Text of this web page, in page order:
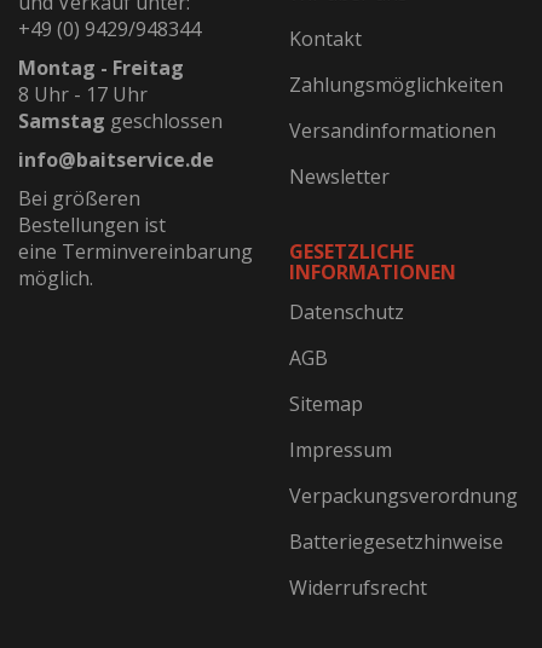
+49 (0) 9429/948344
Montag - Freitag
8 Uhr - 17 Uhr
Samstag geschlossen
info@baitservice.de
Bei größeren
Bestellungen ist
eine Terminvereinbarung
möglich.
Kontakt
Zahlungsmöglichkeiten
Versandinformationen
Newsletter
GESETZLICHE
INFORMATIONEN
Datenschutz
AGB
Sitemap
Impressum
Verpackungsverordnung
Batteriegesetzhinweise
Widerrufsrecht